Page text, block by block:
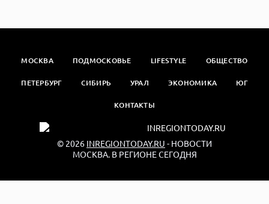
МОСКВА ПОДМОСКОВЬЕ LIFESTYLE ОБЩЕСТВО
ПЕТЕРБУРГ СИБИРЬ УРАЛ ЭКОНОМИКА ЮГ
КОНТАКТЫ
© 2026 INREGIONTODAY.RU - НОВОСТИ
МОСКВА. В РЕГИОНЕ СЕГОДНЯ